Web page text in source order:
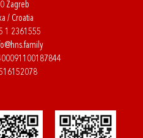
Zagreb
/ Croatia
1 2361555